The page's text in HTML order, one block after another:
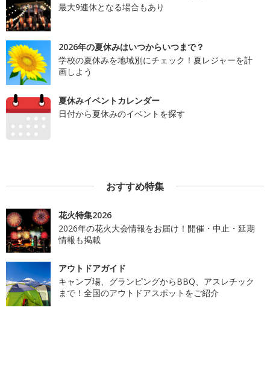
最大9連休となる場合もあり
2026年の夏休みはいつからいつまで？
学校の夏休みを地域別にチェック！夏レジャーを計
画しよう
夏休みイベントカレンダー
日付から夏休みのイベントを探す
おすすめ特集
花火特集2026
2026年の花火大会情報をお届け！開催・中止・延期
情報も掲載
アウトドアガイド
キャンプ場、グランピングからBBQ、アスレチック
まで！全国のアウトドアスポットをご紹介